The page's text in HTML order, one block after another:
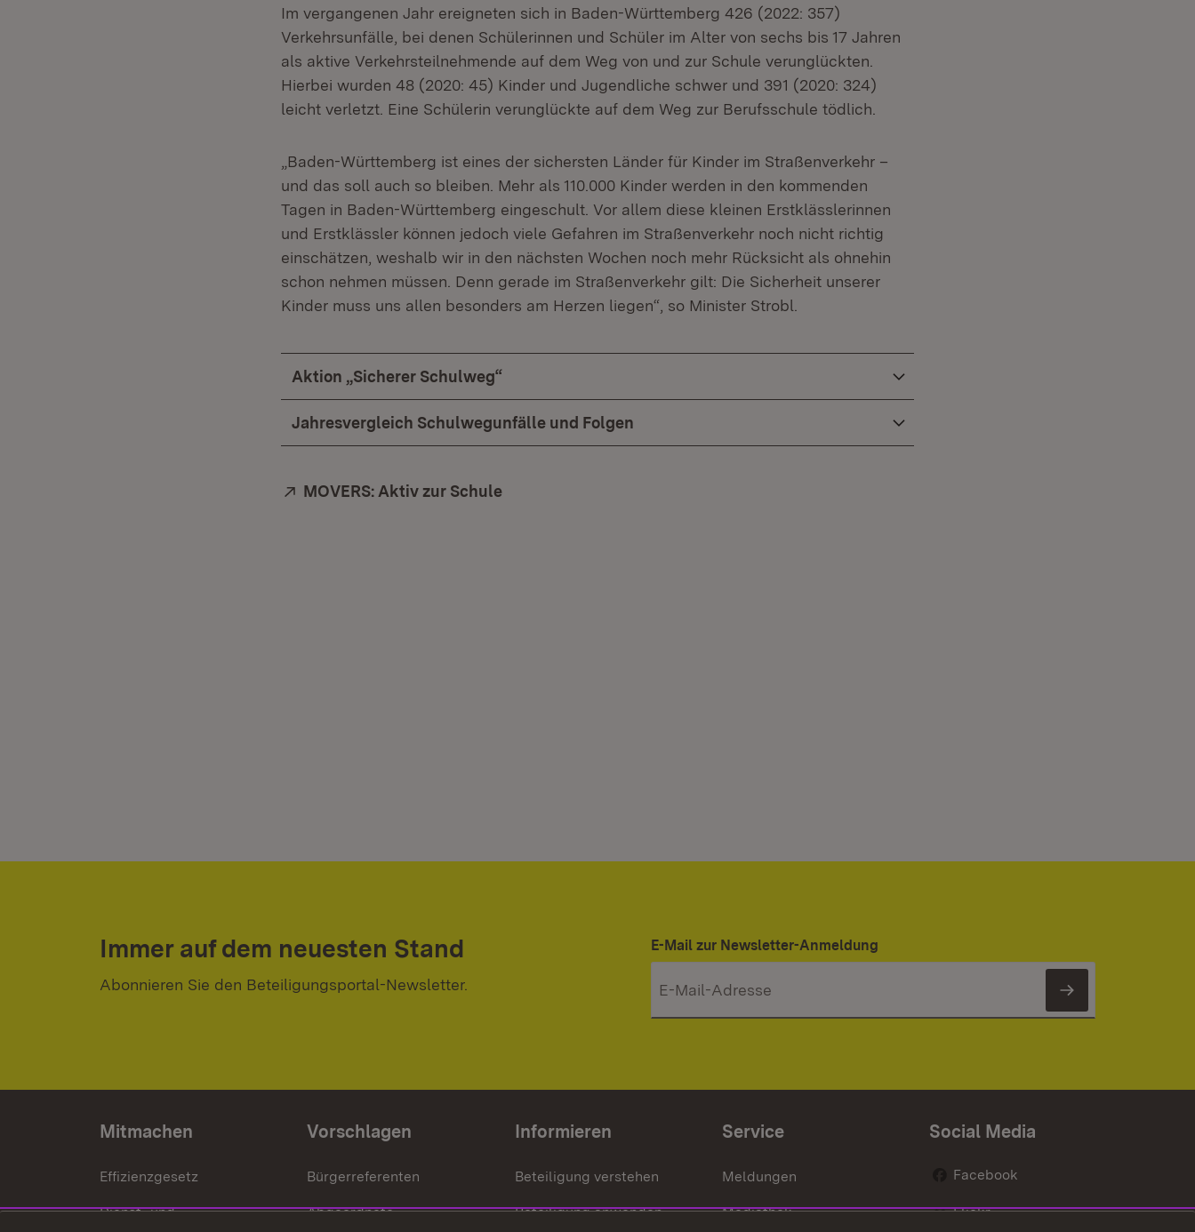
Im vergangenen Jahr ereigneten sich in Baden-Württemberg 426 (2022: 357)
Verkehrsunfälle, bei denen Schülerinnen und Schüler im Alter von sechs bis 17 Jahren
als aktive Verkehrsteilnehmende auf dem Weg von und zur Schule verunglückten.
Hierbei wurden 48 (2020: 45) Kinder und Jugendliche schwer und 391 (2020: 324)
leicht verletzt. Eine Schülerin verunglückte auf dem Weg zur Berufsschule tödlich.
„Baden-Württemberg ist eines der sichersten Länder für Kinder im Straßenverkehr –
und das soll auch so bleiben. Mehr als 110.000 Kinder werden in den kommenden
Tagen in Baden-Württemberg eingeschult. Vor allem diese kleinen Erstklässlerinnen
und Erstklässler können jedoch viele Gefahren im Straßenverkehr noch nicht richtig
einschätzen, weshalb wir in den nächsten Wochen noch mehr Rücksicht als ohnehin
schon nehmen müssen. Denn gerade im Straßenverkehr gilt: Die Sicherheit unserer
Kinder muss uns allen besonders am Herzen liegen“, so Minister Strobl.
Aktion „Sicherer Schulweg“
Jahresvergleich Schulwegunfälle und Folgen
Extern:
MOVERS: Aktiv zur Schule
Immer auf dem neuesten Stand
Abonnieren Sie den Beteiligungsportal-Newsletter.
E-Mail zur Newsletter-Anmeldung
Newsletter
Mitmachen
Effizienzgesetz
Dienst- und
Vorschlagen
Bürgerreferenten
Abgeordnete
Informieren
Beteiligung verstehen
Beteiligung anwenden
Service
Meldungen
Mediathek
Social Media
Facebook
Flickr